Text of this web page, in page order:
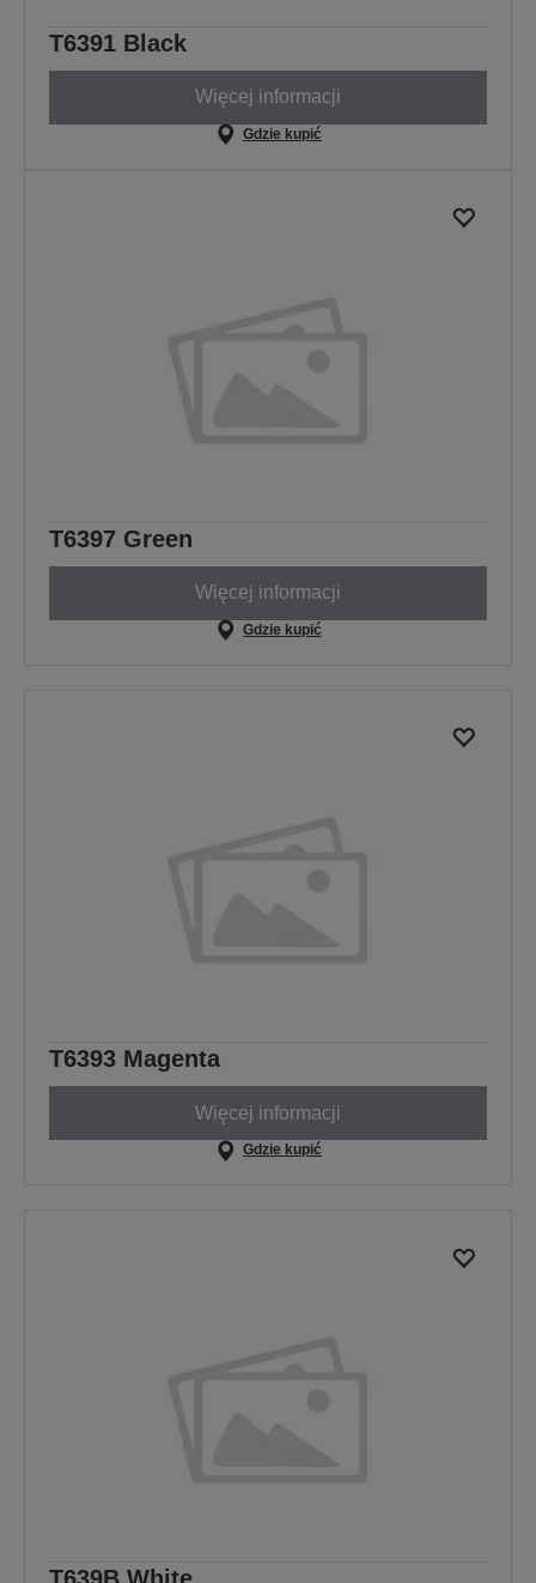
T6391 Black
Więcej informacji
Gdzie kupić
T6397 Green
Więcej informacji
Gdzie kupić
T6393 Magenta
Więcej informacji
Gdzie kupić